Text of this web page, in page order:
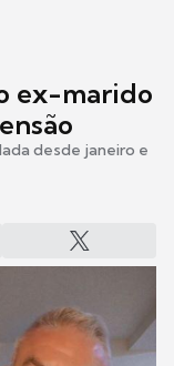
ex-marido
desde janeiro e